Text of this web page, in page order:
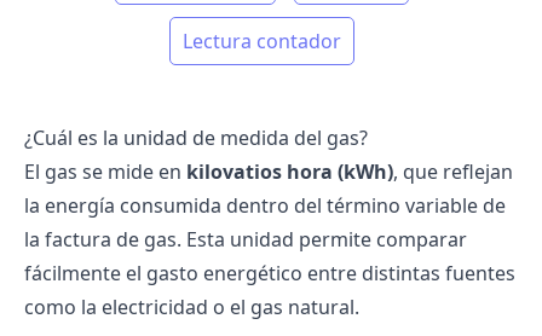
Lectura contador
¿Cuál es la unidad de medida del gas?
El gas se mide en kilovatios hora (kWh), que reflejan
la energía consumida dentro del término variable de
la factura de gas. Esta unidad permite comparar
fácilmente el gasto energético entre distintas fuentes
como la electricidad o el gas natural.